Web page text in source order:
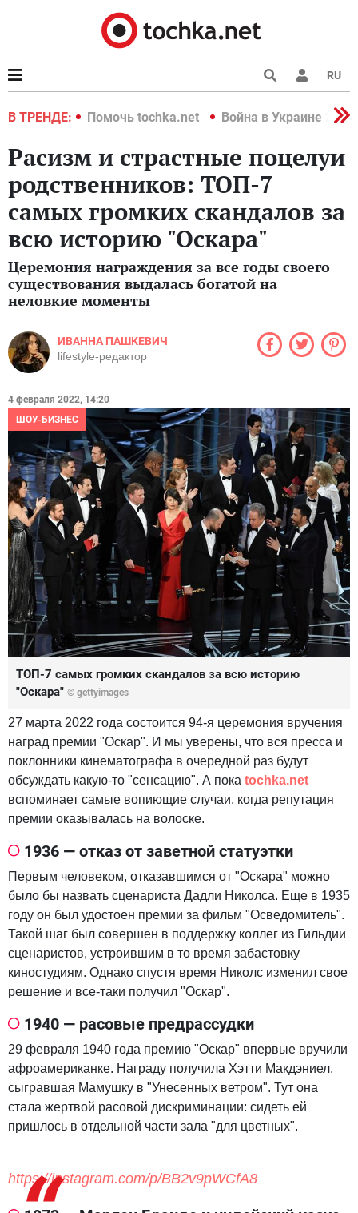
RU
В ТРЕНДЕ:
2022 Помочь tochka.net Война в Украине 2022
Расизм и страстные поцелуи
родственников: ТОП-7
самых громких скандалов за
всю историю "Оскара"
Церемония награждения за все годы своего
существования выдалась богатой на
неловкие моменты
ИВАННА ПАШКЕВИЧ
lifestyle-редактор
4 февраля 2022, 14:20
ШОУ-БИЗНЕС
ТОП-7 самых громких скандалов за всю историю
"Оскара" © gettyimages
27 марта 2022 года состоится 94-я церемония вручения
наград премии "Оскар". И мы уверены, что вся пресса и
поклонники кинематографа в очередной раз будут
обсуждать какую-то "сенсацию". А пока tochka.net
вспоминает самые вопиющие случаи, когда репутация
премии оказывалась на волоске.
1936 — отказ от заветной статуэтки
Первым человеком, отказавшимся от "Оскара" можно
было бы назвать сценариста Дадли Николса. Еще в 1935
году он был удостоен премии за фильм "Осведомитель".
Такой шаг был совершен в поддержку коллег из Гильдии
сценаристов, устроившим в то время забастовку
киностудиям. Однако спустя время Николс изменил свое
решение и все-таки получил "Оскар".
1940 — расовые предрассудки
29 февраля 1940 года премию "Оскар" впервые вручили
афроамериканке. Награду получила Хэтти Макдэниел,
сыгравшая Мамушку в "Унесенных ветром". Тут она
стала жертвой расовой дискриминации: сидеть ей
пришлось в отдельной части зала "для цветных".
https://instagram.com/p/BB2v9pWCfA8